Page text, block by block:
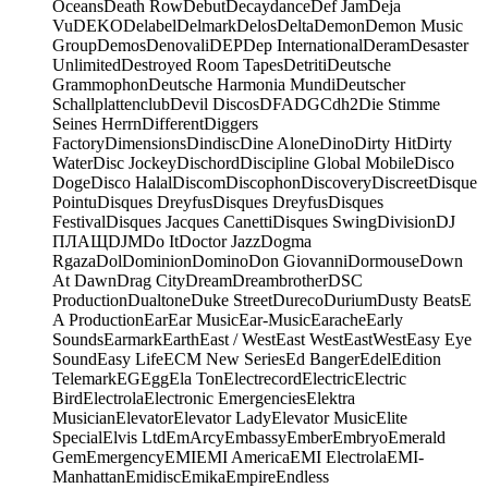
OceansDeath RowDebutDecaydanceDef JamDeja
VuDEKODelabelDelmarkDelosDeltaDemonDemon Music
GroupDemosDenovaliDEPDep InternationalDeramDesaster
UnlimitedDestroyed Room TapesDetritiDeutsche
GrammophonDeutsche Harmonia MundiDeutscher
SchallplattenclubDevil DiscosDFADGCdh2Die Stimme
Seines HerrnDifferentDiggers
FactoryDimensionsDindiscDine AloneDinoDirty HitDirty
WaterDisc JockeyDischordDiscipline Global MobileDisco
DogeDisco HalalDiscomDiscophonDiscoveryDiscreetDisque
PointuDisques DreyfusDisques DreyfusDisques
FestivalDisques Jacques CanettiDisques SwingDivisionDJ
ПЛАЩDJMDo ItDoctor JazzDogma
RgazaDolDominionDominoDon GiovanniDormouseDown
At DawnDrag CityDreamDreambrotherDSC
ProductionDualtoneDuke StreetDurecoDuriumDusty BeatsE
A ProductionEarEar MusicEar-MusicEaracheEarly
SoundsEarmarkEarthEast / WestEast WestEastWestEasy Eye
SoundEasy LifeECM New SeriesEd BangerEdelEdition
TelemarkEGEggEla TonElectrecordElectricElectric
BirdElectrolaElectronic EmergenciesElektra
MusicianElevatorElevator LadyElevator MusicElite
SpecialElvis LtdEmArcyEmbassyEmberEmbryoEmerald
GemEmergencyEMIEMI AmericaEMI ElectrolaEMI-
ManhattanEmidiscEmikaEmpireEndless